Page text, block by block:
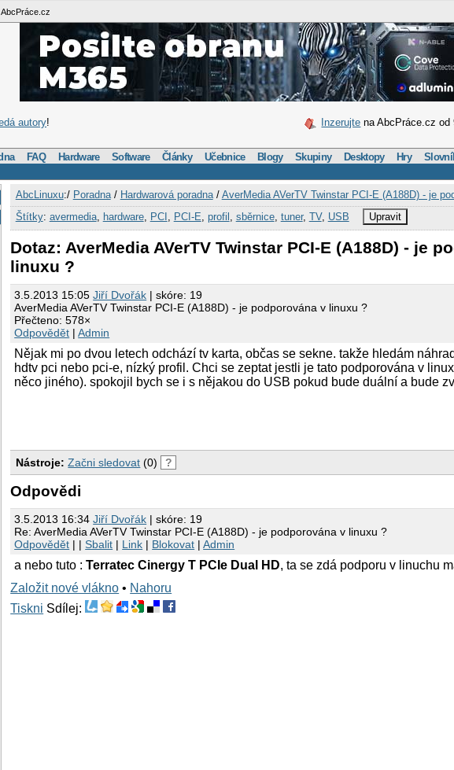
AbcPráce.cz
autory! Inzerujte na AbcPráce.cz od
FAQ Hardware Software Články Učebnice Blogy Skupiny Desktopy Hry
AbcLinuxu:/ Poradna/ Hardwarová poradna/ AverMedia AVerTV Twinstar PCI-E (A188D) - je
Štítky: avermedia, hardware, PCI PCI-E profil sběrnice, tuner, TV, USB Upravit
Dotaz: AverMedia AVerTV Twinstar PCI-E (A188D) - je
linuxu ?
3.5.2013 15:05Jiří Dvořák | skóre: 19
AverMedia AVerTV Twinstar PCI-E (A188D) - je podporována v linuxu ?
Přečteno: 578×
Odpovědět |Admin
Nějak mi po dvou letech odchází tv karta, občas se sekne. takže hledám
hdtv pci nebo pci-e, nízký profil. Chci se zeptat jestli je tato podporována v
něco jiného). spokojil bych se i s nějakou do USB pokud bude duální a bude
Nástroje: Začni sledovat (0) ?
Odpovědi
3.5.2013 16:34Jiří Dvořák | skóre: 19
Re: AverMedia AVerTV Twinstar PCI-E (A188D) - je podporována v linuxu ?
Odpovědět | |Sbalit | Link | Blokovat |Admin
a nebo tuto :Terratec Cinergy T PCIe Dual HD, ta se zdá podporu v linuchu
Založit nové vlákno • Nahoru
Tiskni Sdílej: